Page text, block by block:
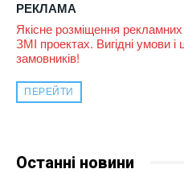
РЕКЛАМА
Якісне розміщення
ЗМІ проектах. Вигідні умови і
замовників!
ПЕРЕЙТИ
Останні новини